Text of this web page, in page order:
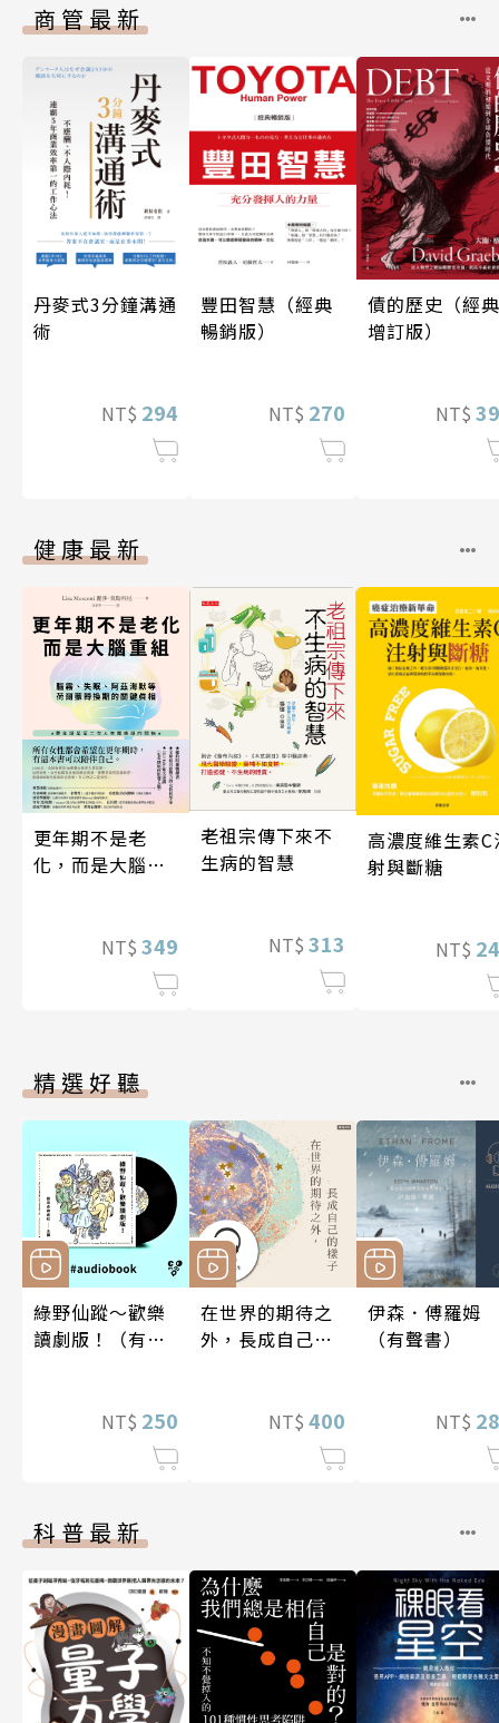
商管最新
丹麥式3分鐘溝通
術
NT$ 294
豐田智慧（經典
暢銷版）
NT$ 270
債的歷史（經典
增訂版）
NT$
健康最新
更年期不是老
化，而是大腦重
NT$ 349
老祖宗傳下來不
生病的智慧
NT$ 313
高濃度維生素C
射與斷糖
NT$
精選好聽
綠野仙蹤～歡樂
讀劇版！（有聲
NT$ 250
在世界的期待之
外，長成自己的
NT$ 400
伊森．傅羅姆
（有聲書）
NT$
科普最新